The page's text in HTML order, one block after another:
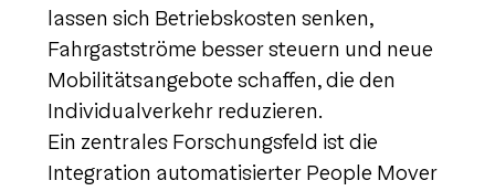
lassen sich Betriebskosten senken,
Fahrgastströme besser steuern und neue
Mobilitätsangebote schaffen, die den
Individualverkehr reduzieren.
Ein zentrales Forschungsfeld ist die
Integration automatisierter People Mover